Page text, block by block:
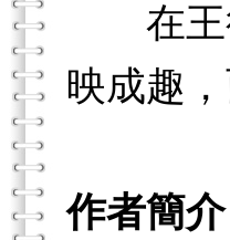
在王行
映成趣
作者簡介